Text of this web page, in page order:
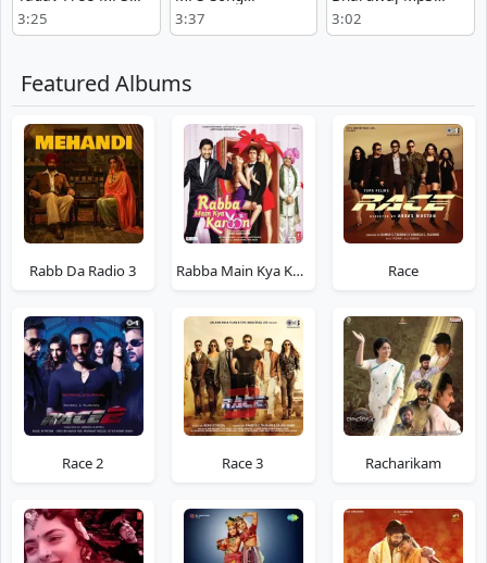
Download
3:25
Download
3:37
Free Download
3:02
Featured Albums
Rabb Da Radio 3 Rabba Main Kya Karoon Race
Race 2 Race 3 Racharikam